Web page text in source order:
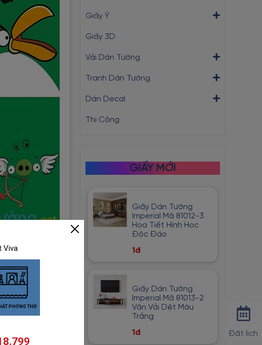
Giấy Ý
Giấy 3D
Vải Dán Tường
Tranh Dán Tường
Dán Decal
Thi Công
GIẤY MỚI
Giấy Dán Tường
Imperial Mã 81012-3
Họa Tiết Hình Học
Độc Đáo
1đ
Giấy Dán Tường
Imperial Mã 81013-2
Vân Vải Dệt Màu
Trắng
1đ
Đặt lịch